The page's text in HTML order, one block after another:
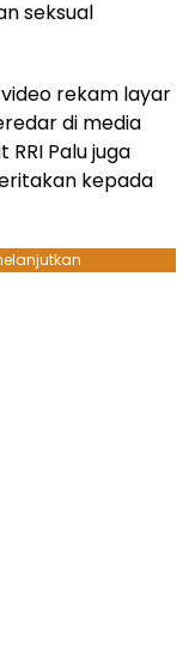
seksual
rekam layar
di media
Palu juga
kepada